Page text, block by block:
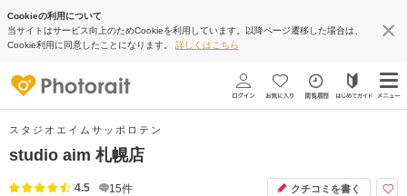
Cookieの利用について
当サイトはサービス向上のためCookieを利用しています。以降ページ遷移した場合は、
Cookie利用に同意したことになります。 詳しくはこちら
スタジオエイムサッポロテン
studio aim 札幌店
4.5 15件 クチコミを書く